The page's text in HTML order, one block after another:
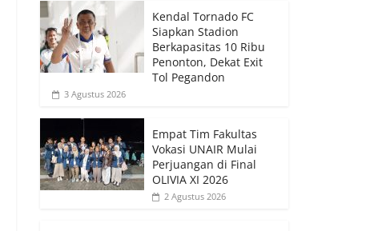
Kendal Tornado FC
Siapkan Stadion
Berkapasitas 10 Ribu
Penonton, Dekat Exit
Tol Pegandon
3 Agustus 2026
Empat Tim Fakultas
Vokasi UNAIR Mulai
Perjuangan di Final
OLIVIA XI 2026
2 Agustus 2026